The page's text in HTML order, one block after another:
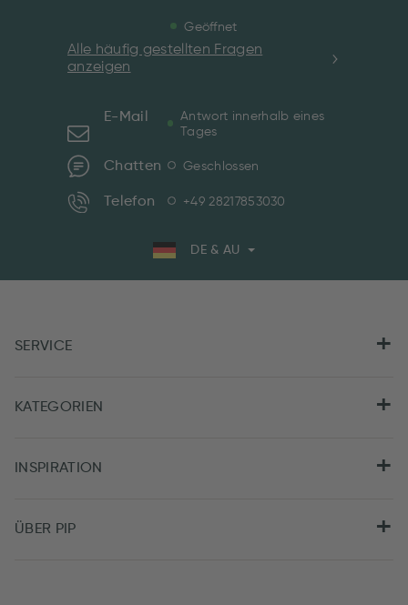
Geöffnet
Alle häufig gestellten Fragen
anzeigen
E-Mail
Antwort innerhalb eines
Tages
Chatten Geschlossen
Telefon +49 28217853030
DE & AU
SERVICE
KATEGORIEN
INSPIRATION
ÜBER PIP